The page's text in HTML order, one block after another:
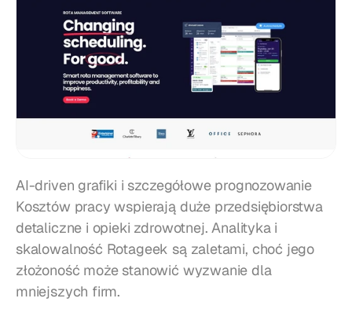
AI-driven grafiki i szczegółowe prognozowanie
Kosztów pracy wspierają duże przedsiębiorstwa
detaliczne i opieki zdrowotnej. Analityka i
skalowalność Rotageek są zaletami, choć jego
złożoność może stanowić wyzwanie dla
mniejszych firm.